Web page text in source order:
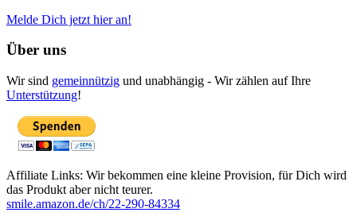
Melde Dich jetzt hier an!
Über uns
Wir sind gemeinnützig und unabhängig - Wir zählen auf Ihre
Unterstützung!
Affiliate Links: Wir bekommen eine kleine Provision, für Dich wird
das Produkt aber nicht teurer.
smile.amazon.de/ch/22-290-84334